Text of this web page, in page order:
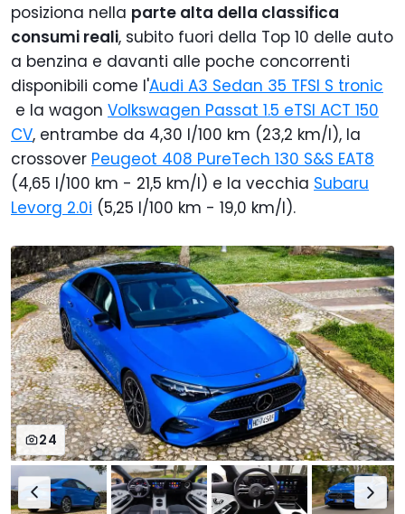
posiziona nella parte alta della classifica
consumi reali, subito fuori della Top 10 delle auto
a benzina e davanti alle poche concorrenti
disponibili come l'Audi A3 Sedan 35 TFSI S tronic
e la wagon Volkswagen Passat 1.5 eTSI ACT 150
CV, entrambe da 4,30 l/100 km (23,2 km/l), la
crossover Peugeot 408 PureTech 130 S&S EAT8
(4,65 l/100 km - 21,5 km/l) e la vecchia Subaru
Levorg 2.0i (5,25 l/100 km - 19,0 km/l).
24